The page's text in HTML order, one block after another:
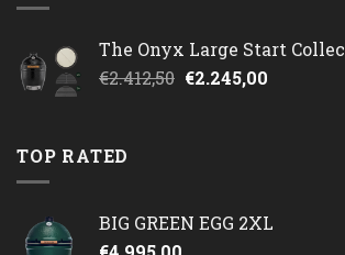
The Onyx Large Start
€2.412,50 Oorspronkelijke
€2.245,00Huidige
TOP RATED
BIG GREEN EGG 2XL